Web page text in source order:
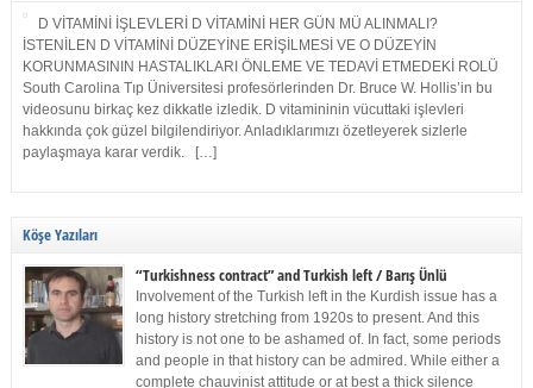
D VİTAMİNİ İŞLEVLERİ D VİTAMİNİ HER GÜN MÜ ALINMALI?
İSTENİLEN D VİTAMİNİ DÜZEYİNE ERİŞİLMESİ VE O DÜZEYİN
KORUNMASININ HASTALIKLARI ÖNLEME VE TEDAVİ ETMEDEKİ ROLÜ
South Carolina Tıp Üniversitesi profesörlerinden Dr. Bruce W. Hollis’in bu
videosunu birkaç kez dikkatle izledik. D vitamininin vücuttaki işlevleri
hakkında çok güzel bilgilendiriyor. Anladıklarımızı özetleyerek sizlerle
paylaşmaya karar verdik. […]
Köşe Yazıları
“Turkishness contract” and Turkish left / Barış Ünlü
Involvement of the Turkish left in the Kurdish issue has a
long history stretching from 1920s to present. And this
history is not one to be ashamed of. In fact, some periods
and people in that history can be admired. While either a
complete chauvinist attitude or at best a thick silence